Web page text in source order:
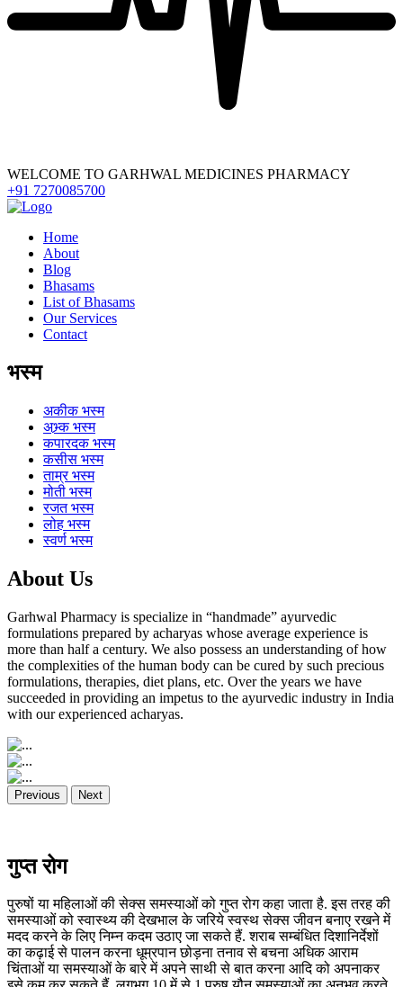
WELCOME TO GARHWAL MEDICINES PHARMACY
+91 7270085700
Home
About
Blog
Bhasams
List of Bhasams
Our Services
Contact
भस्म
अकीकभस्म
अभ्र्क भस्म
कपारदक भस्म
कसीस भस्म
ताम्र भस्म
मोती भस्म
रजत भस्म
लोह भस्म
स्वर्ण भस्म
About Us
Garhwal Pharmacy is specialize in “handmade” ayurvedic
formulations prepared by acharyas whose average experience is
more than half a century. We also possess an understanding of how
the complexities of the human body can be cured by such precious
formulations, therapies, diet plans, etc. Over the years we have
succeeded in providing an impetus to the ayurvedic industry in India
with our experienced acharyas.
Previous Next
गुप्त रोग
पुरुषों या महिलाओं की सेक्स समस्याओं को गुप्त रोग कहा जाता है. इस तरह की
समस्याओं को स्वास्थ्य की देखभाल के जरिये स्वस्थ सेक्स जीवन बनाए रखने में
मदद करने के लिए निम्न कदम उठाए जा सकते हैं. शराब सम्बंधित दिशानिर्देशों
का कढ़ाई से पालन करना धूम्रपान छोड़ना तनाव से बचना अधिक आराम
चिंताओं या समस्याओं के बारे में अपने साथी से बात करना आदि को अपनाकर